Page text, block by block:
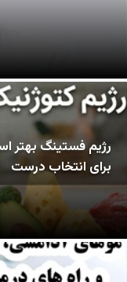
رژیم فستینگ بهتر
برای انتخاب درست